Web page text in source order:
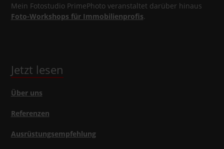
Mein Fotostudio PrimePhoto veranstaltet darüber hinaus
Foto-Workshops für Immobilienprofis.
Jetzt lesen
Über uns
Referenzen
Ausrüstungsempfehlung